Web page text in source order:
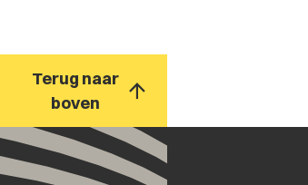
Terug naar
boven